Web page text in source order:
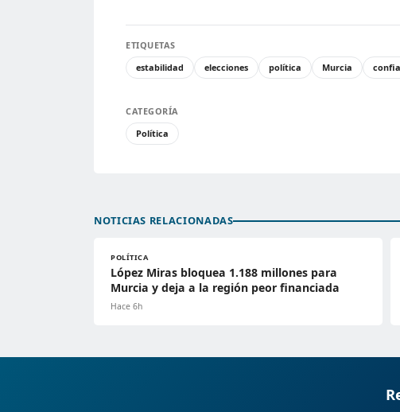
ETIQUETAS
estabilidad
elecciones política Murcia
CATEGORÍA
Política
NOTICIAS RELACIONADAS
POLÍTICA
López Miras bloquea 1.188 millones para
Murcia y deja a la región peor financiada
Hace 6h